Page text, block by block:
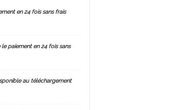
en 24 fois sans frais
le paiement en 24 fois sans
au téléchargement